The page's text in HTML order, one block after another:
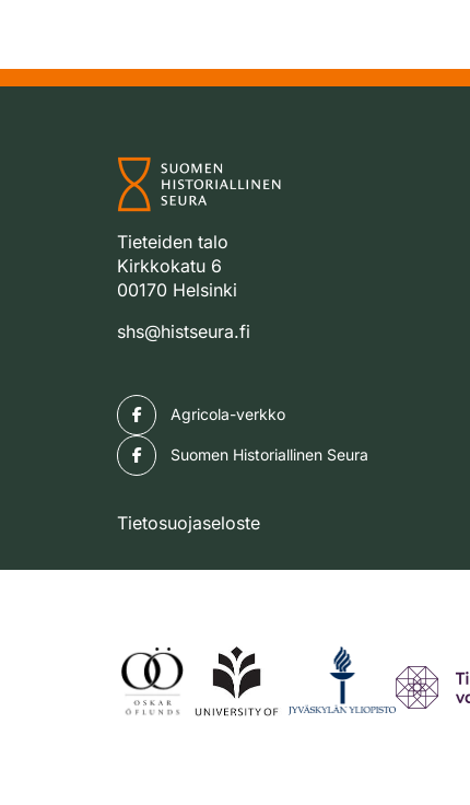
Tieteiden talo
Kirkkokatu 6
00170 Helsinki
shs@histseura.fi
Agricola-verkko
Suomen Historiallinen Seura
Tietosuojaseloste